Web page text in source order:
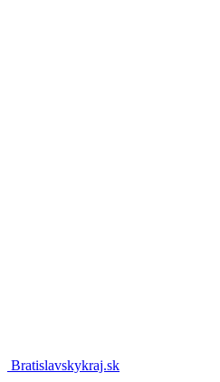
Bratislavskykraj.sk